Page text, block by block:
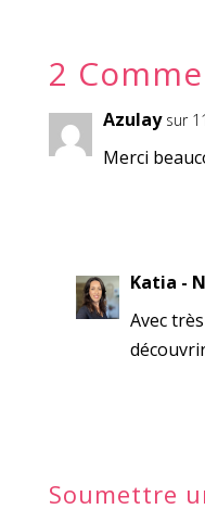
2
Azulay sur
Merci
Katia -
Avec
Soumettre